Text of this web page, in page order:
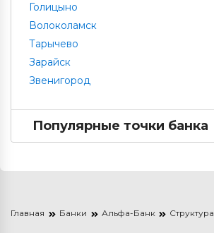
Голицыно
Волоколамск
Тарычево
Зарайск
Звенигород
Популярные точки банка
Главная Банки Альфа-Банк Структура